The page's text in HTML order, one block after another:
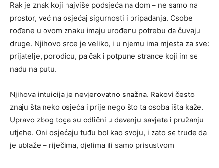
Rak je znak koji najviše podsjeća na dom – ne samo na
prostor, već na osjećaj sigurnosti i pripadanja. Osobe
rođene u ovom znaku imaju urođenu potrebu da čuvaju
druge. Njihovo srce je veliko, i u njemu ima mjesta za sve:
prijatelje, porodicu, pa čak i potpune strance koji im se
nađu na putu.
Njihova intuicija je nevjerovatno snažna. Rakovi često
znaju šta neko osjeća i prije nego što ta osoba išta kaže.
Upravo zbog toga su odlični u davanju savjeta i pružanju
utjehe. Oni osjećaju tuđu bol kao svoju, i zato se trude da
je ublaže – riječima, djelima ili samo prisustvom.